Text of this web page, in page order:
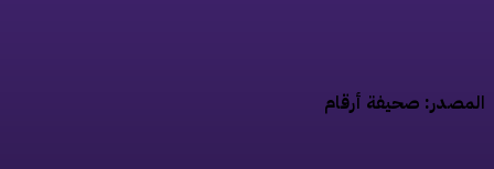
صحيفة أرقام